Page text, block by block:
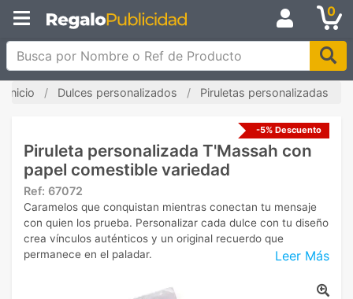
0
Busca por Nombre o Ref de Producto
Inicio Dulces personalizados Piruletas personalizadas
-5% Descuento
Piruleta personalizada T'Massah con
papel comestible variedad
Ref: 67072
Leer Más
Caramelos que conquistan mientras conectan tu mensaje
con quien los prueba. Personalizar cada dulce con tu diseño
crea vínculos auténticos y un original recuerdo que
permanece en el paladar.